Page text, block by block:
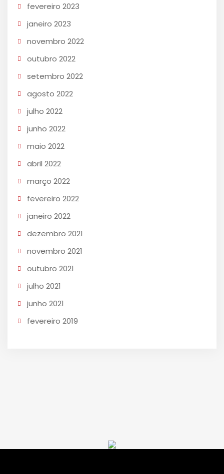
fevereiro 2023
janeiro 2023
novembro 2022
outubro 2022
setembro 2022
agosto 2022
julho 2022
junho 2022
maio 2022
abril 2022
março 2022
fevereiro 2022
janeiro 2022
dezembro 2021
novembro 2021
outubro 2021
julho 2021
junho 2021
fevereiro 2019